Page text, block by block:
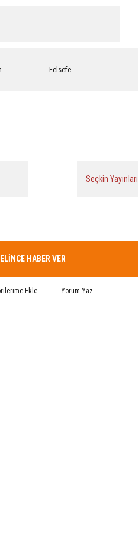
Felsefe
Seçkin Yayınları
HABER VER
Yorum Yaz